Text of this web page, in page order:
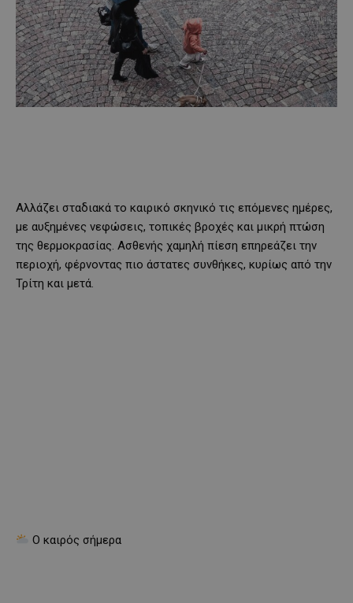
Αλλάζει σταδιακά το καιρικό σκηνικό τις επόμενες ημέρες,
με αυξημένες νεφώσεις, τοπικές βροχές και μικρή πτώση
της θερμοκρασίας. Ασθενής χαμηλή πίεση επηρεάζει την
περιοχή, φέρνοντας πιο άστατες συνθήκες, κυρίως από την
Τρίτη και μετά.
Ο καιρός σήμερα